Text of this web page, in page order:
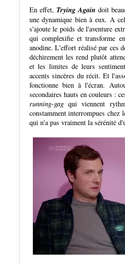
En effet, Trying Again doit
une dynamique bien à eux. A
s'ajoute le poids de l'aventure
qui complexifie et transforme
anodine. L'effort réalisé par ces
déchirement les rend plutôt
et les limites de leurs
accents sincères du récit. Et
fonctionne bien à l'écran.
secondaires hauts en couleurs :
running-gagqui viennent
constamment interrompues
qui n'a pas vraiment la sérénité